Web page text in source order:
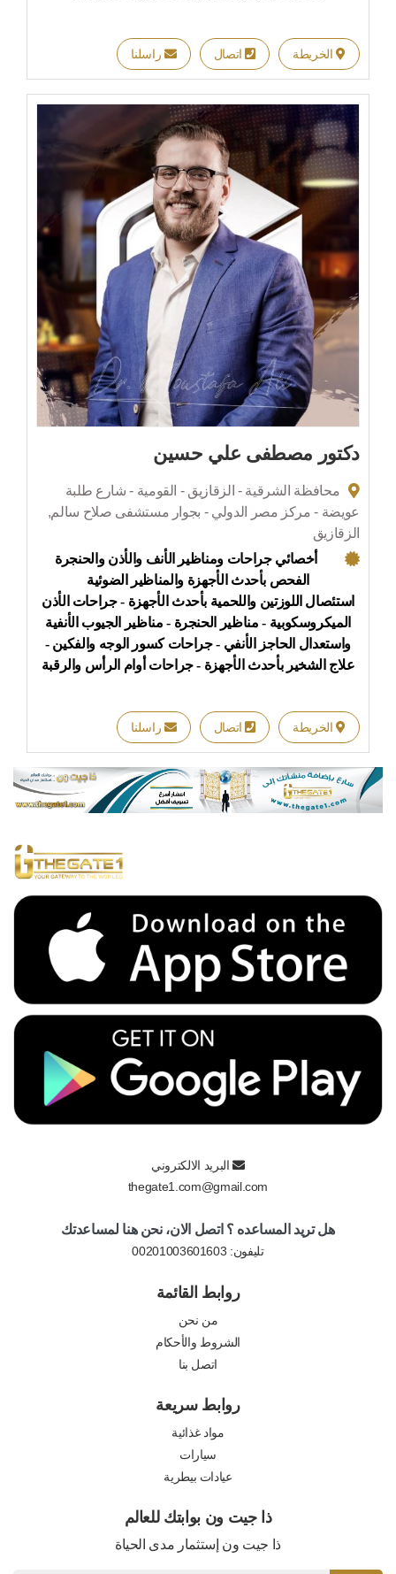
الخريطة اتصال راسلنا
دكتور مصطفى علي حسين
محافظة الشرقية - الزقازيق - القومية - شارع طلبة
عويضة - مركز مصر الدولي - بجوار مستشفى صلاح سالم,
الزقازيق
أخصائي جراحات ومناظير الأنف والأذن والحنجرة
الفحص بأحدث الأجهزة والمناظير الضوئية
استئصال اللوزتين واللحمية بأحدث الأجهزة - جراحات الأذن
الميكروسكوبية - مناظير الحنجرة - مناظير الجيوب الأنفية
واستعدال الحاجز الأنفي - جراحات كسور الوجه والفكين -
علاج الشخير بأحدث الأجهزة - جراحات أوام الرأس والرقبة
الخريطة اتصال راسلنا
البريد الالكتروني
thegate1.com@gmail.com
هل تريد المساعده ؟ اتصل الان، نحن هنا لمساعدتك
تليفون: 00201003601603
روابط القائمة
من نحن
الشروط والأحكام
اتصل بنا
روابط سريعة
مواد غذائية
سيارات
عيادات بيطرية
ذا جيت ون بوابتك للعالم
ذا جيت ون إستثمار مدى الحياة